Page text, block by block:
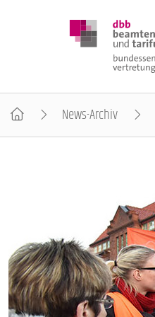
VERANSTALTUNGEN
PUBLIKATIONEN
News-Archiv